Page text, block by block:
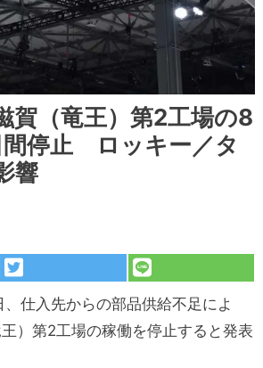
賀（竜王）第2工場の8
間停止 ロッキー／タ
響
仕入先からの部品供給不足によ
）第2工場の稼働を停止すると発表